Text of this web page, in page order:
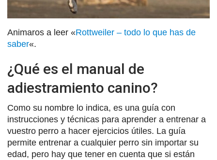
Animaros a leer «Rottweiler – todo lo que has de
saber«.
¿Qué es el manual de
adiestramiento canino?
Como su nombre lo indica, es una guía con
instrucciones y técnicas para aprender a entrenar a
vuestro perro a hacer ejercicios útiles. La guía
permite entrenar a cualquier perro sin importar su
edad, pero hay que tener en cuenta que si están